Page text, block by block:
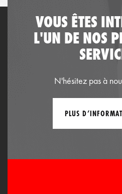
VOUS ÊTES
L'UN DE NOS
N'hésitez pas à
PLUS